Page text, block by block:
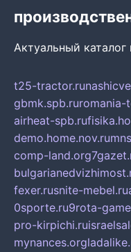
Актуальный
t25-tractor.ru
gbmk.spb.ruromania-
airheat-spb.ru
demo.home.nov.ru
comp-land.org
fexer.rusnite-mebel.ru
0sporte.ru9rota-
pro-kirpichi.ru
mynances.org